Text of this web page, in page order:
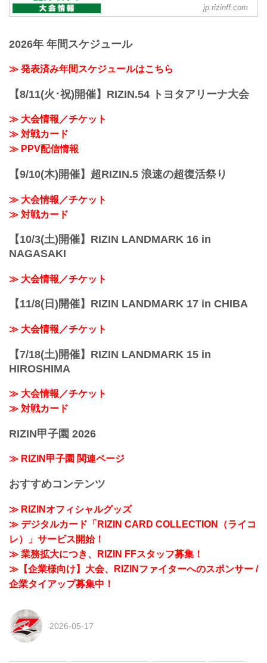
開催日時
※開場・開始時間は決定次第RIZIN FFオ
フィシャルサイトにてご案内します。
広島グリーンアリーナ
出口＜基町クレド側＞）
jp.rizinff.com
2026年 年間スケジュール
≫ 発表済み年間スケジュールはこちら
【8/11(火･祝)開催】RIZIN.54 トヨタアリーナ大会
≫ 大会情報／チケット
≫ 対戦カード
≫ PPV配信情報
【9/10(木)開催】超RIZIN.5 浪速の超復活祭り
≫ 大会情報／チケット
≫ 対戦カード
【10/3(土)開催】RIZIN LANDMARK 16 in
NAGASAKI
≫ 大会情報／チケット
【11/8(日)開催】RIZIN LANDMARK 17 in CHIBA
≫ 大会情報／チケット
【7/18(土)開催】RIZIN LANDMARK 15 in
HIROSHIMA
≫ 大会情報／チケット
≫ 対戦カード
RIZIN甲子園 2026
≫ RIZIN甲子園 関連ページ
おすすめコンテンツ
≫ RIZINオフィシャルグッズ
≫ デジタルカード「RIZIN CARD COLLECTION（ライコ
レ）」サービス開始！
≫ 業務拡大につき、RIZIN FFスタッフ募集！
≫【企業様向け】大会、RIZINファイターへのスポンサー /
企業タイアップ募集中！
2026-05-17